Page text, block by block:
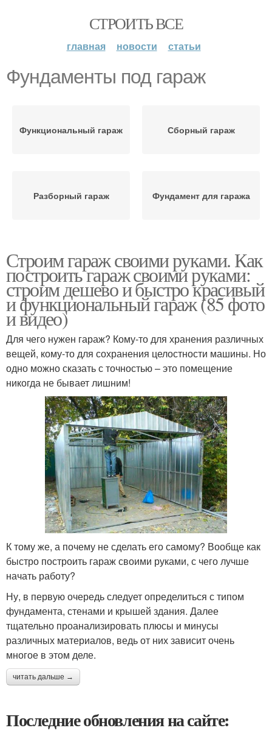
СТРОИТЬ ВСЕ
главная новости статьи
Фундаменты под гараж
Функциональный гараж Сборный гараж
Разборный гараж Фундамент для гаража
Строим гараж своими руками. Как
построить гараж своими руками:
строим дешево и быстро красивый
и функциональный гараж (85 фото
и видео)
Для чего нужен гараж? Кому-то для хранения различных
вещей, кому-то для сохранения целостности машины. Но
одно можно сказать с точностью – это помещение
никогда не бывает лишним!
К тому же, а почему не сделать его самому? Вообще как
быстро построить гараж своими руками, с чего лучше
начать работу?
Ну, в первую очередь следует определиться с типом
фундамента, стенами и крышей здания. Далее
тщательно проанализировать плюсы и минусы
различных материалов, ведь от них зависит очень
многое в этом деле.
читать дальше →
Последние обновления на сайте: